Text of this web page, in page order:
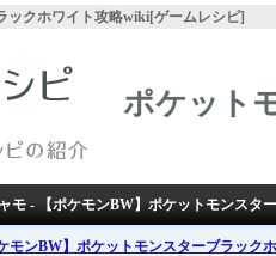
ックホワイト攻略wiki[ゲームレシピ]
ポケット
モ - 【ポケモンBW】ポケットモンスタ
ケモンBW】ポケットモンスターブラック